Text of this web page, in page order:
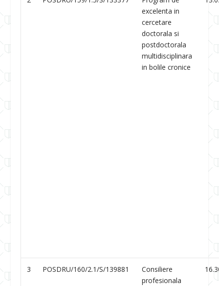
excelenta in
cercetare
doctorala si
postdoctorala
multidisciplinara
in bolile cronice
3 POSDRU/160/2.1/S/139881
Consiliere
profesionala